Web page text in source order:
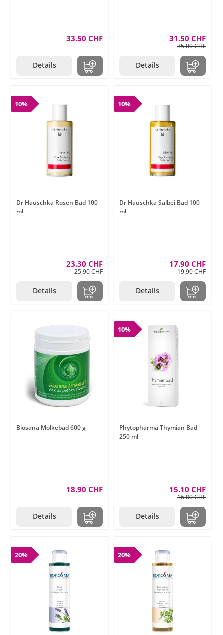
33.50 CHF
Details
31.50 CHF
35.00 CHF
Details
10%
Dr Hauschka Rosen Bad 100
ml
23.30 CHF
25.90 CHF
Details
10%
Dr Hauschka Salbei Bad 100
ml
17.90 CHF
19.90 CHF
Details
Biosana Molkebad 600 g
18.90 CHF
Details
10%
Phytopharma Thymian Bad
250 ml
15.10 CHF
16.80 CHF
Details
20% 20%